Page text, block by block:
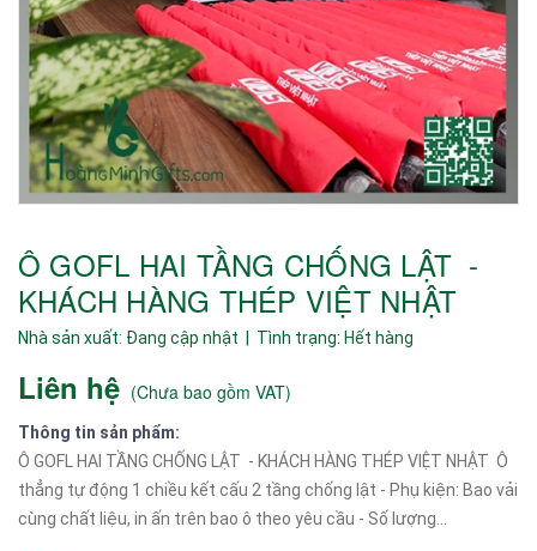
Ô GOFL HAI TẦNG CHỐNG LẬT -
KHÁCH HÀNG THÉP VIỆT NHẬT
Nhà sản xuất: Đang cập nhật | Tình trạng: Hết hàng
Liên hệ (Chưa bao gồm VAT)
Thông tin sản phẩm:
Ô GOFL HAI TẦNG CHỐNG LẬT - KHÁCH HÀNG THÉP VIỆT NHẬT Ô
thẳng tự động 1 chiều kết cấu 2 tầng chống lật - Phụ kiện: Bao vải
cùng chất liệu, in ấn trên bao ô theo yêu cầu - Số lượng...